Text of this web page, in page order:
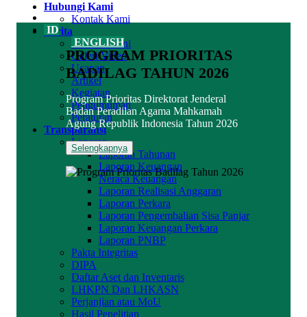
Hubungi Kami
Kontak Kami
Berita
Berita Terkini
Galeri Video
Ucapan
Artikel
Kegiatan
Pengumuman
Peraturan
Transparansi
Laporan
Laporan Tahunan
Laporan Keuangan
Neraca Keuangan
Laporan Realisasi Anggaran
Laporan Perkara
Laporan Pengembalian Sisa Panjar
Laporan Keuangan Perkara
Laporan PNBP
Pakta Integritas
DIPA
Daftar Aset dan Inventaris
LHKPN Dan LHKASN
Perjanjian atau MoU
Hasil Penelitian
ID
ENGLISH
PROGRAM PRIORITAS
BADILAG TAHUN 2026
Program Prioritas Direktorat Jenderal
Badan Peradilan Agama Mahkamah
Agung Republik Indonesia Tahun 2026
Selengkapnya